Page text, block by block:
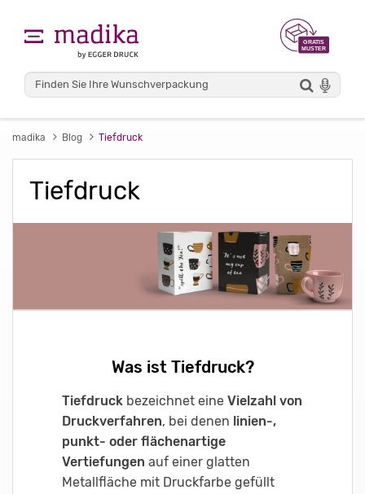
madika Blog Tiefdruck
Tiefdruck
Was ist Tiefdruck?
Tiefdruck bezeichnet eine Vielzahl von
Druckverfahren, bei denen linien-,
punkt- oder flächenartige
Vertiefungen auf einer glatten
Metallfläche mit Druckfarbe gefüllt